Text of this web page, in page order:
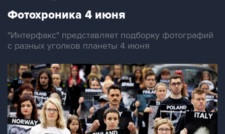
Фотохроника 4 июня
"Интерфакс" представляет подборку фотографий
с разных уголков планеты 4 июня